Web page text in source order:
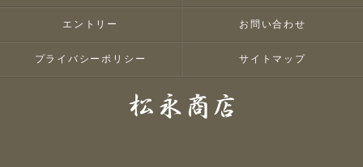
エントリー お問い合わせ
プライバシーポリシー サイトマップ